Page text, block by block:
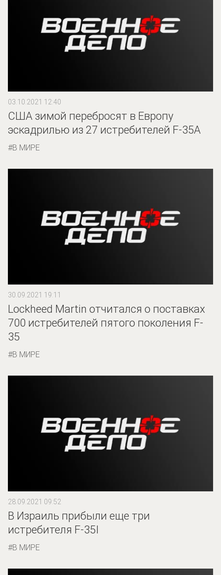
03.10.2021 12:40
США зимой перебросят в Европу
эскадрилью из 27 истребителей F-35A
В МИРЕ
30.09.2021 19:11
Lockheed Martin отчитался о поставках
700 истребителей пятого поколения F-
35
В МИРЕ
28.09.2021 09:52
В Израиль прибыли еще три
истребителя F-35I
В МИРЕ